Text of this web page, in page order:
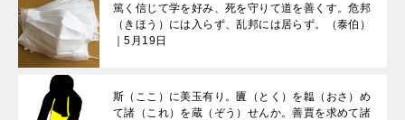
篤く信じて学を好み、死を守りて道を善くす。危邦
（きほう）には入らず、乱邦には居らず。（泰伯）
｜5月19日
斯（ここ）に美玉有り。匵（とく）を韞（おさ）め
て諸（これ）を蔵（ぞう）せんか。善賈を求めて諸